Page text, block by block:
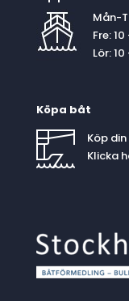
Mån-
Fre: 10
Lör: 10
Köpa båt
Köp
Klicka